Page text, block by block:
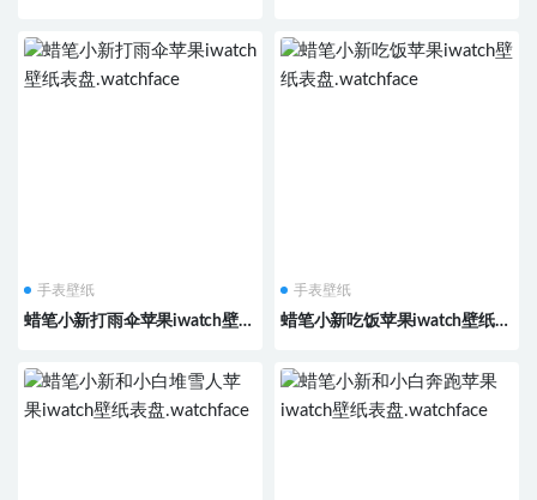
手表壁纸
蜡笔小新打雨伞苹果iwatch壁纸
手表壁纸
蜡笔小新吃饭苹果iwatch壁纸表